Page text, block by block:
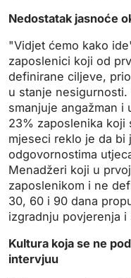
Nedostatak jasnoće
"Vidjet ćemo kako
zaposlenici koji od
definirane ciljeve,
u stanje
smanjuje angažman i
23% zaposlenika koji
mjeseci reklo je da bi
odgovornostima
Menadžeri koji u
zaposlenikom i ne
30, 60 i 90 dana
izgradnju povjerenja i
Kultura koja se ne
intervjuu